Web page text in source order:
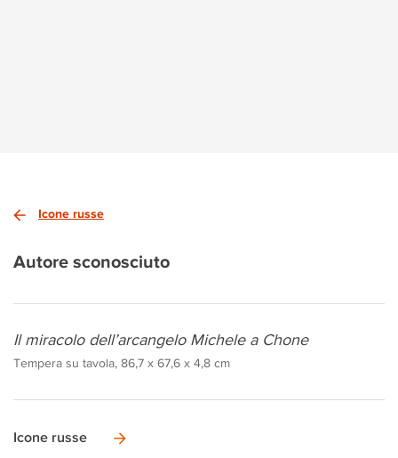
Icone russe
Autore sconosciuto
Il miracolo dell’arcangelo Michele a Chone
Tempera su tavola, 86,7 x 67,6 x 4,8 cm
Icone russe